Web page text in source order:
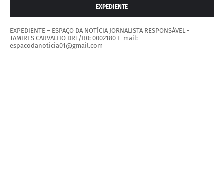
EXPEDIENTE
EXPEDIENTE – ESPAÇO DA NOTÍCIA JORNALISTA RESPONSÁVEL -
TAMIRES CARVALHO DRT/R0: 0002180 E-mail:
espacodanoticia01@gmail.com